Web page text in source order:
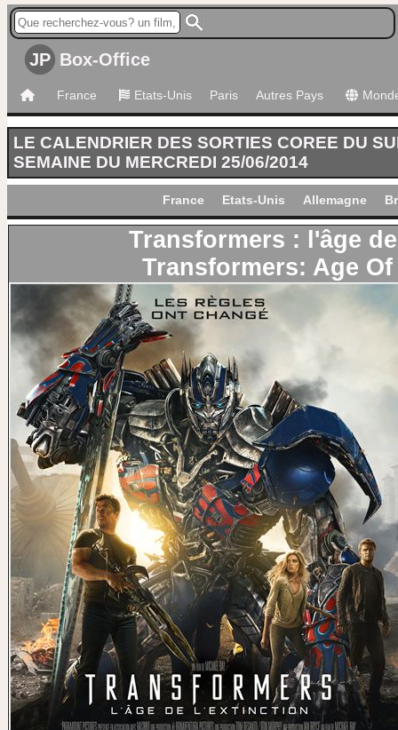
JP Box-Office
France Etats-Unis Paris Autres Pays
LE CALENDRIER DES SORTIES COREE DU
SEMAINE DU MERCREDI 25/06/2014
France Etats-Unis Allemagne
Transformers : l'âge
Transformers: Age